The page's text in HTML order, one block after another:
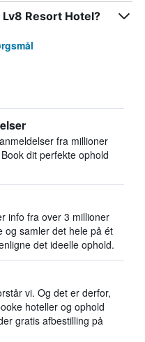
Resort Hotel?
fra millioner
dit perfekte ophold
info fra over 3 millioner
og samler det hele på ét
det ideelle ophold.
vi. Og det er derfor,
hoteller og ophold
gratis afbestilling på